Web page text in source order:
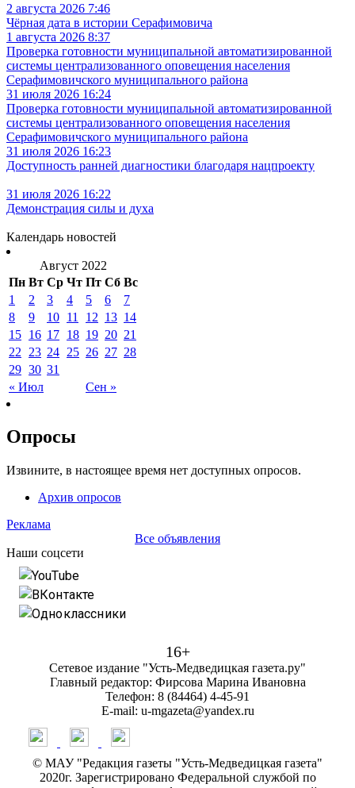
2 августа 2026 7:46
Чёрная дата в истории Серафимовича
1 августа 2026 8:37
Проверка готовности муниципальной автоматизированной
системы централизованного оповещения населения
Серафимовичского муниципального района
31 июля 2026 16:24
Проверка готовности муниципальной автоматизированной
системы централизованного оповещения населения
Серафимовичского муниципального района
31 июля 2026 16:23
Доступность ранней диагностики благодаря нацпроекту
31 июля 2026 16:22
Демонстрация силы и духа
Календарь новостей
Август 2022
Пн Вт Ср Чт Пт Сб Вс
« Июл Сен »
1 2 3 4 5 6
7
8
9 10 11 12 13 14
15 16 17 18 19 20 21
22
23 24 25 26 27 28
29 30 31
Опросы
Извините, в настоящее время нет доступных опросов.
Архив опросов
Реклама
Все объявления
Наши соцсети
YouTube
ВКонтакте
Одноклассники
16+
Сетевое издание "Усть-Медведицкая газета.ру"
Главный редактор: Фирсова Марина Ивановна
Телефон: 8 (84464) 4-45-91
E-mail: u-mgazeta@yandex.ru
© МАУ "Редакция газеты "Усть-Медведицкая газета"
2020г. Зарегистрировано Федеральной службой по